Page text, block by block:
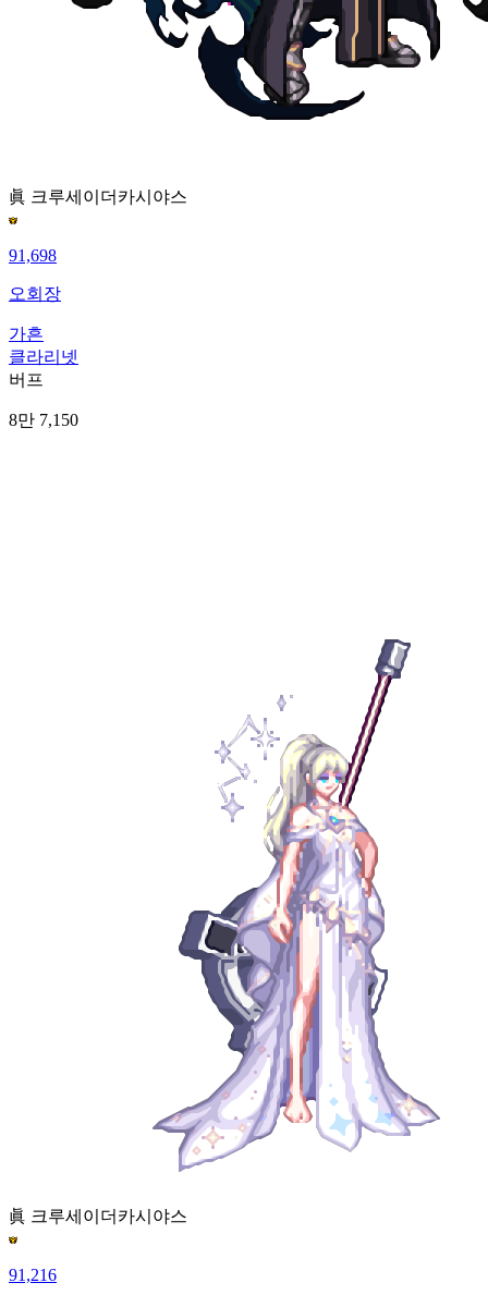
眞 크루세이더 카시야스
91,698
오회장
가흔
클라리넷
버프
8만 7,150
眞 크루세이더 카시야스
91,216